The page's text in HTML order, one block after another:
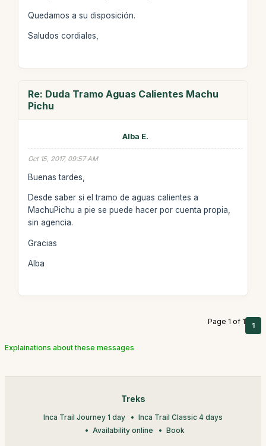
Quedamos a su disposición.
Saludos cordiales,
Re: Duda Tramo Aguas Calientes Machu
Pichu
Alba E.
Oct 15, 2017, 09:57 AM
Buenas tardes,
Desde saber si el tramo de aguas calientes a
MachuPichu a pie se puede hacer por cuenta propia,
sin agencia.
Gracias
Alba
Page 1 of 1 1
Explainations about these messages
Treks
Inca Trail Journey 1 day
Inca Trail Classic 4 days
Availability online
Book